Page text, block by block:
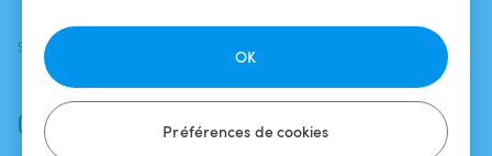
Préférences de cookies
OK
SUIVEZ-NOUS
Facebook
Instagram